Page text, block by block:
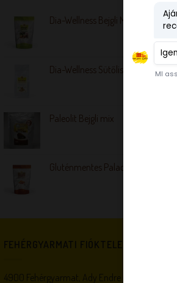
Dia-Wellness Bejgli Mix
Dia-Wellness Sütőliszt
Paleolit Bejgli mix
Gluténmentes Palacsintapor
FEHÉRGYARMATI FIÓKTELEP
4900 Fehérgyarmat, Ady Endre utca 20.